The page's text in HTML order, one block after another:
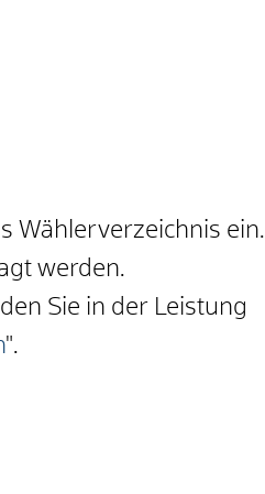
Wählerverzeichnis ein.
werden.
Sie in der Leistung
".